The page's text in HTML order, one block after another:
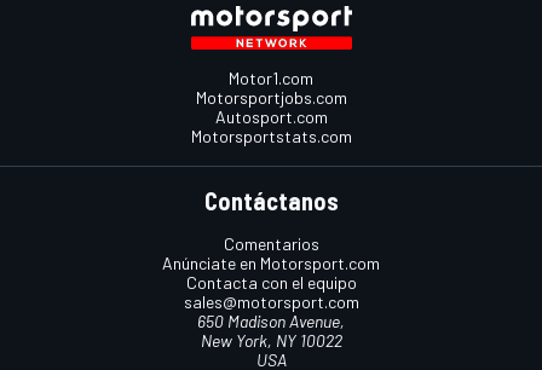
Motor1.com
Motorsportjobs.com
Autosport.com
Motorsportstats.com
Contáctanos
Comentarios
Anúnciate en Motorsport.com
Contacta con el equipo
sales@motorsport.com
650 Madison Avenue,
New York, NY 10022
USA